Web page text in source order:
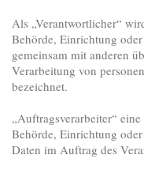
Als „Verantwortlicher“
Behörde, Einrichtung
gemeinsam mit anderen
Verarbeitung von
bezeichnet.
„Auftragsverarbeiter“
Behörde, Einrichtung
Daten im Auftrag des